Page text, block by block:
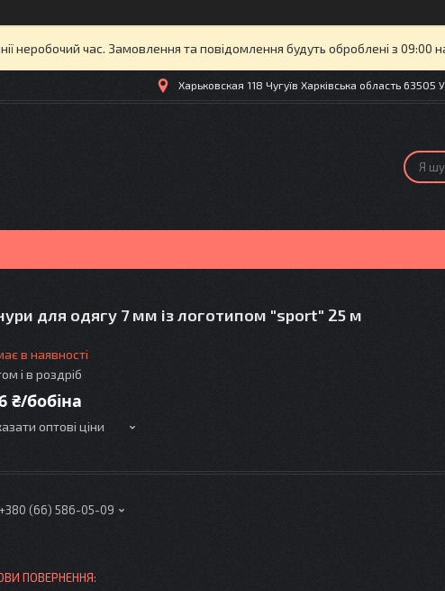
неробочий час. Замовлення та повідомлення будуть оброблені з 09:00
Харьковская 118 Чугуїв Харківська область 63505
для одягу 7 мм із логотипом "sport" 25 м
в наявності
і в роздріб
₴/бобіна
оптові ціни
+380 (66) 586-05-09